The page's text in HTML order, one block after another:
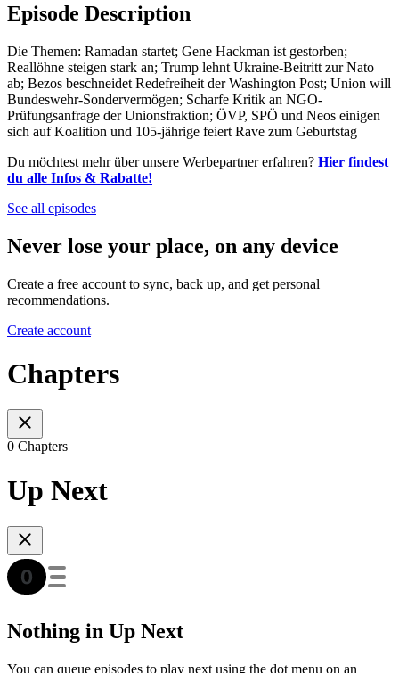
Episode Description
Die Themen: Ramadan startet; Gene Hackman ist gestorben;
Reallöhne steigen stark an; Trump lehnt Ukraine-Beitritt zur Nato
ab; Bezos beschneidet Redefreiheit der Washington Post; Union will
Bundeswehr-Sondervermögen; Scharfe Kritik an NGO-
Prüfungsanfrage der Unionsfraktion; ÖVP, SPÖ und Neos einigen
sich auf Koalition und 105-jährige feiert Rave zum Geburtstag
Du möchtest mehr über unsere Werbepartner erfahren? Hier findest
du alle Infos & Rabatte!
See all episodes
Never lose your place, on any device
Create a free account to sync, back up, and get personal
recommendations.
Create account
Chapters
0 Chapters
Up Next
Nothing in Up Next
You can queue episodes to play next using the dot menu on an